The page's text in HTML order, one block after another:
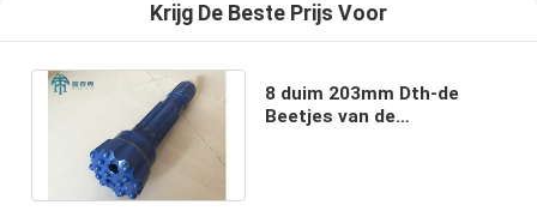
Krijg De Beste Prijs Voor
8 duim 203mm Dth-de
Beetjes van de